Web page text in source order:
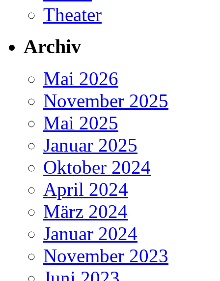
Theater
Archiv
Mai 2026
November 2025
Mai 2025
Januar 2025
Oktober 2024
April 2024
März 2024
Januar 2024
November 2023